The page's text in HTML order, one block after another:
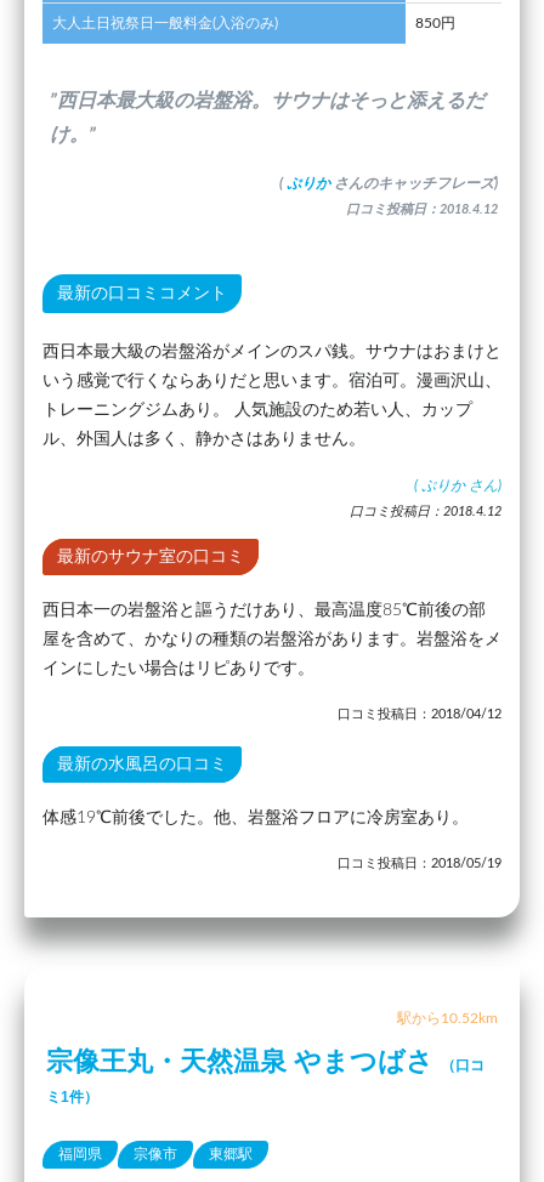
大人土日祝祭日一般料金(入浴のみ) 850円
”西日本最大級の岩盤浴。サウナはそっと添えるだ
け。”
( ぷりか さんのキャッチフレーズ)
口コミ投稿日：2018.4.12
最新の口コミコメント
西日本最大級の岩盤浴がメインのスパ銭。サウナはおまけと
いう感覚で行くならありだと思います。宿泊可。漫画沢山、
トレーニングジムあり。 人気施設のため若い人、カップ
ル、外国人は多く、静かさはありません。
( ぷりか さん)
口コミ投稿日：2018.4.12
最新のサウナ室の口コミ
西日本一の岩盤浴と謳うだけあり、最高温度85℃前後の部
屋を含めて、かなりの種類の岩盤浴があります。岩盤浴をメ
インにしたい場合はリピありです。
口コミ投稿日：2018/04/12
最新の水風呂の口コミ
体感19℃前後でした。他、岩盤浴フロアに冷房室あり。
口コミ投稿日：2018/05/19
駅から10.52km
宗像王丸・天然温泉 やまつばさ
（口コ
ミ1件）
福岡県 宗像市 東郷駅